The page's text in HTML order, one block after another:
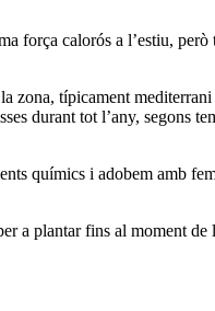
calorós a l’estiu,
típicament
durant tot l’any, segons
químics i adobem amb
a plantar fins al moment